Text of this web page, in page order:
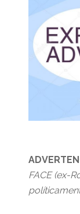
FACE (ex-